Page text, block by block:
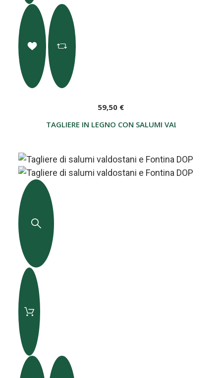
TAGLIERE IN LEGNO CON SALUMI VALDOSTANI E
59,50 €